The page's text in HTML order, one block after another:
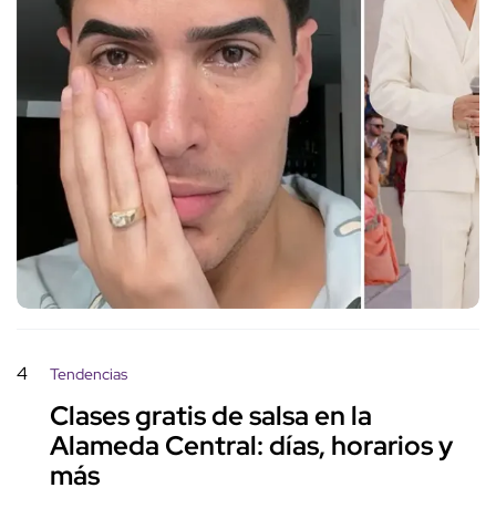
4 Tendencias
Clases gratis de salsa en la
Alameda Central: días, horarios y
más